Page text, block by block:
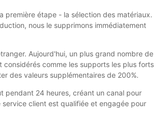
première étape - la sélection des matériaux.
nous le supprimons immédiatement
Aujourd'hui, un plus grand nombre de
comme les supports les plus forts
des valeurs supplémentaires de 200%.
pendant 24 heures, créant un canal pour
client est qualifiée et engagée pour